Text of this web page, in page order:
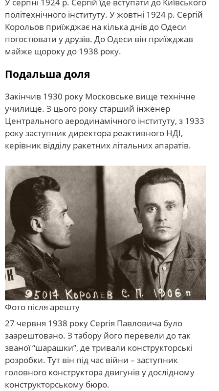
політехнічного інституту. У жовтні 1924 р. Сергій
Корольов приїжджає на кілька днів до Одеси
погостювати у друзів. До Одеси він приїжджав
майже щороку до 1938 року.
Подальша доля
Закінчив 1930 року Московське вище технічне
училище. З цього року старший інженер
Центрального аеродинамічного інституту, з 1933
року заступник директора реактивного НДІ,
керівник відділу ракетних літальних апаратів.
Фото після арешту
27 червня 1938 року Сергія Павловича було
заарештовано. З табору його перевели до так
званої “шарашки”, де тривали конструкторські
розробки. Тут він під час війни – заступник
головного конструктора двигунів у дослідному
конструкторському бюро.